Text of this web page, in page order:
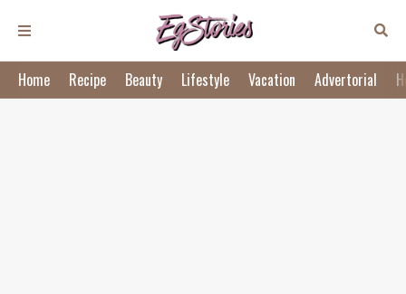
Home Recipe Beauty Lifestyle Vacation Advertorial